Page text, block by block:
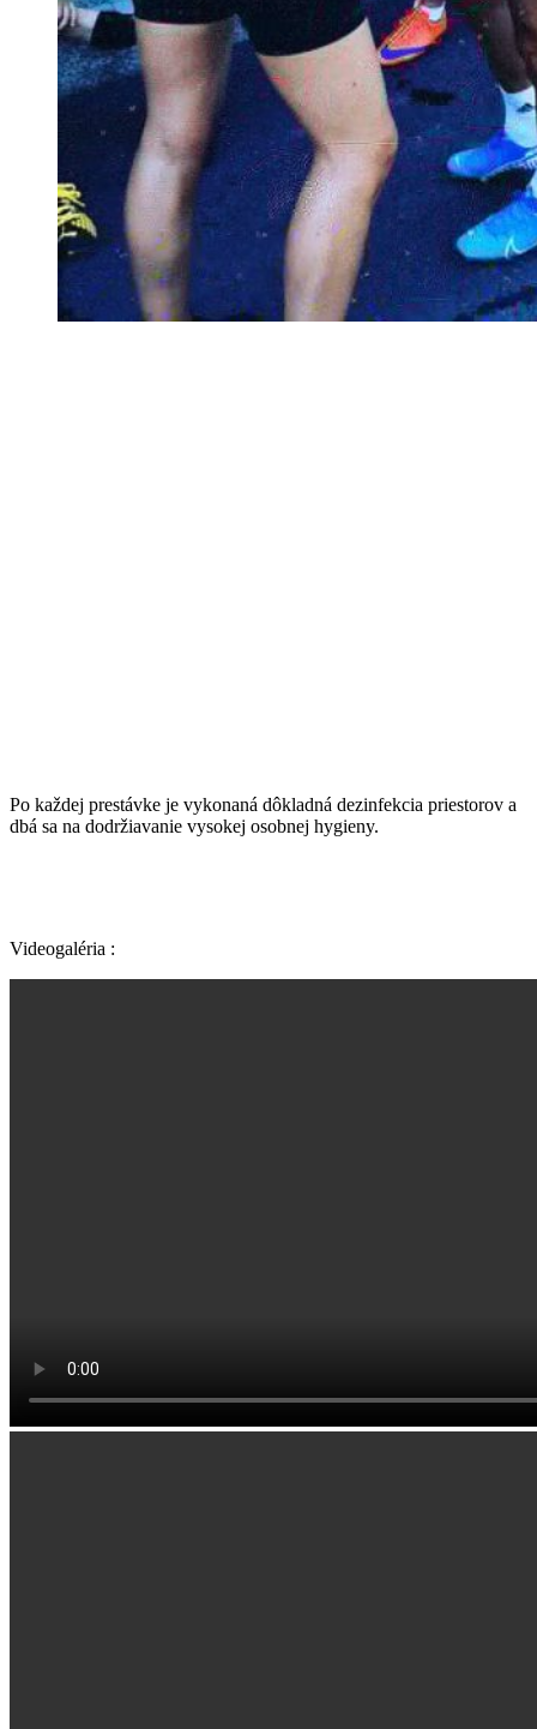
Po každej prestávke je vykonaná dôkladná dezinfekcia priestorov a
dbá sa na dodržiavanie vysokej osobnej hygieny.
Videogaléria :